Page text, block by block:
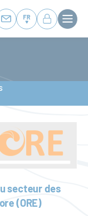
FR
secteur des
(ORE)